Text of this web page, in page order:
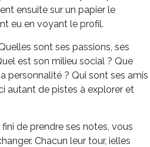
ensuite sur un papier le
eu en voyant le profil.
sont ses passions, ses
est son milieu social ? Que
personnalité ? Qui sont ses amis
autant de pistes à explorer et
de prendre ses notes, vous
Chacun leur tour, ielles